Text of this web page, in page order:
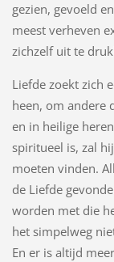
gezien, gevoeld
meest verheven
zichzelf uit te
Liefde zoekt zich
heen, om andere
en in heilige
spiritueel is, zal
moeten vinden.
de Liefde
worden met die
het simpelweg
En er is altijd